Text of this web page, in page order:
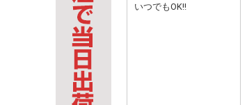
いつでもOK!!